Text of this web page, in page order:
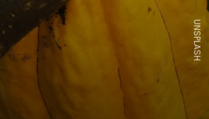
UNSPLASH